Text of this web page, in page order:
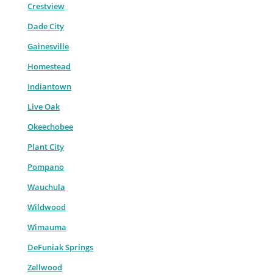
Crestview
Dade City
Gainesville
Homestead
Indiantown
Live Oak
Okeechobee
Plant City
Pompano
Wauchula
Wildwood
Wimauma
DeFuniak Springs
Zellwood